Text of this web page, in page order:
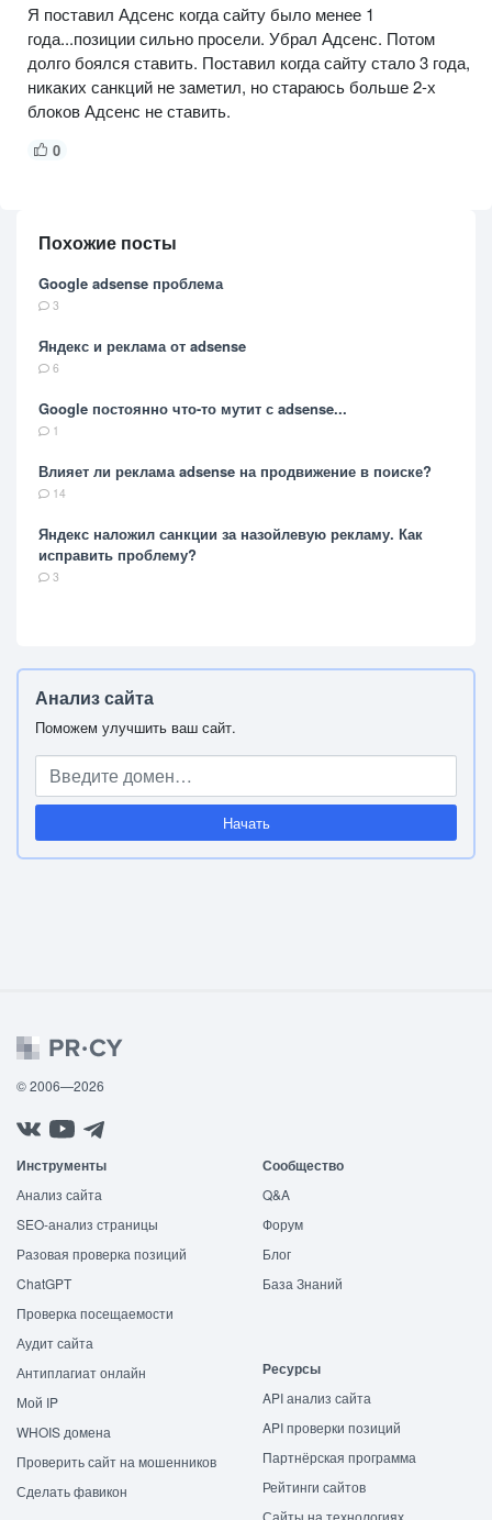
Я поставил Адсенс когда сайту было менее 1
года...позиции сильно просели. Убрал Адсенс. Потом
долго боялся ставить. Поставил когда сайту стало 3 года,
никаких санкций не заметил, но стараюсь больше 2-х
блоков Адсенс не ставить.
0
Похожие посты
Google adsense проблема
3
Яндекс и реклама от adsense
6
Google постоянно что-то мутит с adsense...
1
Влияет ли реклама adsense на продвижение в поиске?
14
Яндекс наложил санкции за назойлевую рекламу. Как
исправить проблему?
3
Анализ сайта
Поможем улучшить ваш сайт.
Начать
© 2006—2026
Инструменты
Анализ сайта
SEO-анализ страницы
Разовая проверка позиций
ChatGPT
Проверка посещаемости
Аудит сайта
Антиплагиат онлайн
Мой IP
WHOIS домена
Проверить сайт на мошенников
Сделать фавикон
Сообщество
Q&A
Форум
Блог
База Знаний
Ресурсы
API анализ сайта
API проверки позиций
Партнёрская программа
Рейтинги сайтов